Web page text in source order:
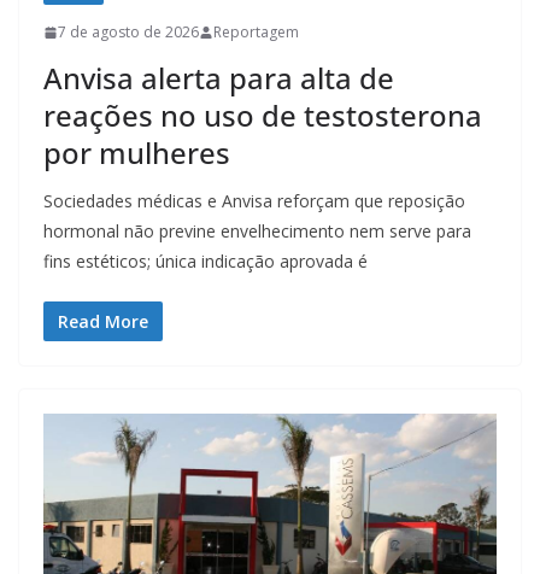
7 de agosto de 2026 Reportagem
Anvisa alerta para alta de
reações no uso de testosterona
por mulheres
Sociedades médicas e Anvisa reforçam que reposição
hormonal não previne envelhecimento nem serve para
fins estéticos; única indicação aprovada é
Read More